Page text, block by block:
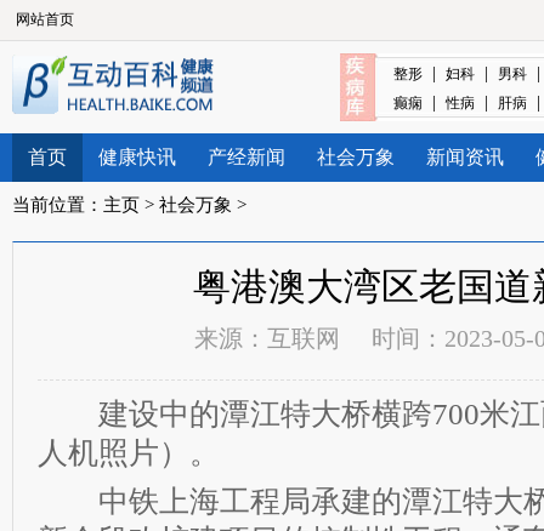
网站首页
整形 | 妇科 | 男科 |
癫痫 | 性病 | 肝病 |
首页 健康快讯 产经新闻 社会万象 新闻资讯
当前位置： 主页 > 社会万象 >
粤港澳大湾区老国道
来源： 互联网 时间：2023-05-
建设中的潭江特大桥横跨700米江
人机照片）。
中铁上海工程局承建的潭江特大